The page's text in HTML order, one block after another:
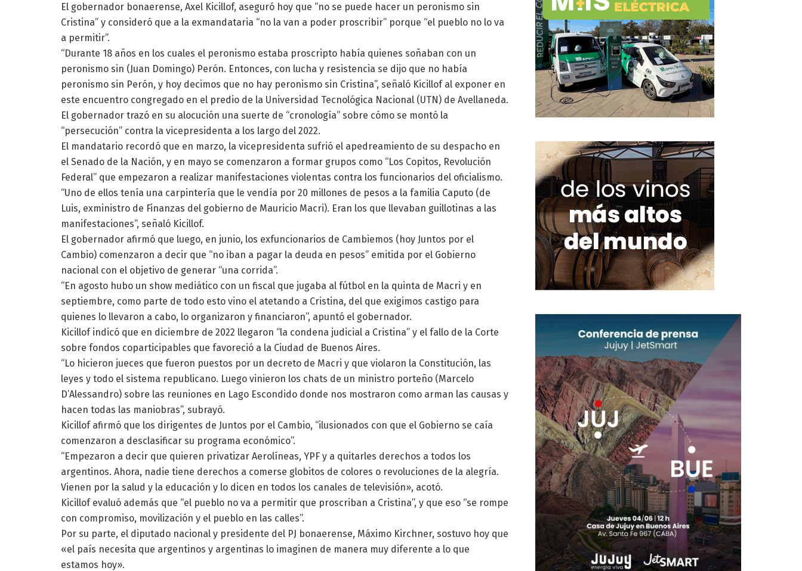
El gobernador bonaerense, Axel Kicillof, aseguró hoy que “no se puede hacer un peronismo sin
Cristina” y consideró que a la exmandataria “no la van a poder proscribir” porque “el pueblo no lo va
a permitir”.
“Durante 18 años en los cuales el peronismo estaba proscripto había quienes soñaban con un
peronismo sin (Juan Domingo) Perón. Entonces, con lucha y resistencia se dijo que no había
peronismo sin Perón, y hoy decimos que no hay peronismo sin Cristina”, señaló Kicillof al exponer en
este encuentro congregado en el predio de la Universidad Tecnológica Nacional (UTN) de Avellaneda.
El gobernador trazó en su alocución una suerte de “cronología” sobre cómo se montó la
“persecución” contra la vicepresidenta a los largo del 2022.
El mandatario recordó que en marzo, la vicepresidenta sufrió el apedreamiento de su despacho en
el Senado de la Nación, y en mayo se comenzaron a formar grupos como “Los Copitos, Revolución
Federal” que empezaron a realizar manifestaciones violentas contra los funcionarios del oficialismo.
“Uno de ellos tenía una carpintería que le vendía por 20 millones de pesos a la familia Caputo (de
Luis, exministro de Finanzas del gobierno de Mauricio Macri). Eran los que llevaban guillotinas a las
manifestaciones”, señaló Kicillof.
El gobernador afirmó que luego, en junio, los exfuncionarios de Cambiemos (hoy Juntos por el
Cambio) comenzaron a decir que “no iban a pagar la deuda en pesos” emitida por el Gobierno
nacional con el objetivo de generar “una corrida”.
“En agosto hubo un show mediático con un fiscal que jugaba al fútbol en la quinta de Macri y en
septiembre, como parte de todo esto vino el atetando a Cristina, del que exigimos castigo para
quienes lo llevaron a cabo, lo organizaron y financiaron”, apuntó el gobernador.
Kicillof indicó que en diciembre de 2022 llegaron “la condena judicial a Cristina” y el fallo de la Corte
sobre fondos coparticipables que favoreció a la Ciudad de Buenos Aires.
“Lo hicieron jueces que fueron puestos por un decreto de Macri y que violaron la Constitución, las
leyes y todo el sistema republicano. Luego vinieron los chats de un ministro porteño (Marcelo
D’Alessandro) sobre las reuniones en Lago Escondido donde nos mostraron como arman las causas y
hacen todas las maniobras”, subrayó.
Kicillof afirmó que los dirigentes de Juntos por el Cambio, “ilusionados con que el Gobierno se caía
comenzaron a desclasificar su programa económico”.
“Empezaron a decir que quieren privatizar Aerolíneas, YPF y a quitarles derechos a todos los
argentinos. Ahora, nadie tiene derechos a comerse globitos de colores o revoluciones de la alegría.
Vienen por la salud y la educación y lo dicen en todos los canales de televisión», acotó.
Kicillof evaluó además que “el pueblo no va a permitir que proscriban a Cristina”, y que eso “se rompe
con compromiso, movilización y el pueblo en las calles”.
Por su parte, el diputado nacional y presidente del PJ bonaerense, Máximo Kirchner, sostuvo hoy que
«el país necesita que argentinos y argentinas lo imaginen de manera muy diferente a lo que
estamos hoy».